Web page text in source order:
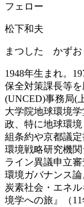
フェロー
松下和夫
まつした かずお
1948年生まれ。
保全対策課長等
(UNCED)事務局(
大学院地球環境
政、特に地球環
組条約や京都議
環境戦略研究機
ライン異議申立
環境ガバナンス
炭素社会・エネ
境学への旅』（